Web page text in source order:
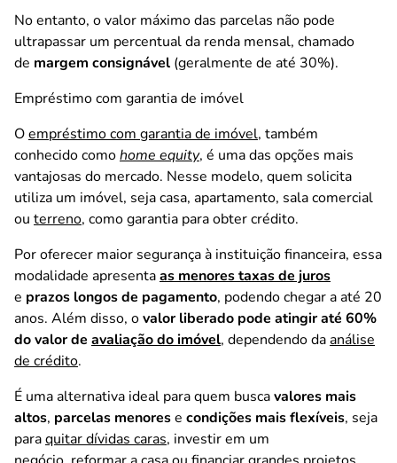
No entanto, o valor máximo das parcelas não pode
ultrapassar um percentual da renda mensal, chamado
de margem consignável (geralmente de até 30%).
Empréstimo com garantia de imóvel
Oempréstimo com garantia de imóvel, também
conhecido comohome equity, é uma das opções mais
vantajosas do mercado. Nesse modelo, quem solicita
utiliza um imóvel, seja casa, apartamento, sala comercial
ou terreno, como garantia para obter crédito.
Por oferecer maior segurança à instituição financeira, essa
modalidade apresentaas menores taxas de juros
e prazos longos de pagamento, podendo chegar a até 20
anos. Além disso, ovalor liberado pode atingir até 60%
do valor de avaliação do imóvel, dependendo daanálise
de crédito.
É uma alternativa ideal para quem buscavalores mais
altos, parcelas menorese condições mais flexíveis, seja
paraquitar dívidas caras, investir em um